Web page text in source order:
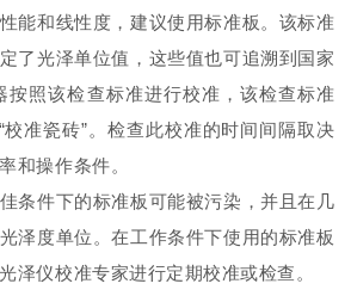
能和线性度，建议使用标准板。该标准
了光泽单位值，这些值也可追溯到国家
按照该检查标准进行校准，该检查标准
校准瓷砖”。检查此校准的时间间隔取决
和操作条件。
条件下的标准板可能被污染，并且在几
泽度单位。在工作条件下使用的标准板
泽仪校准专家进行定期校准或检查。